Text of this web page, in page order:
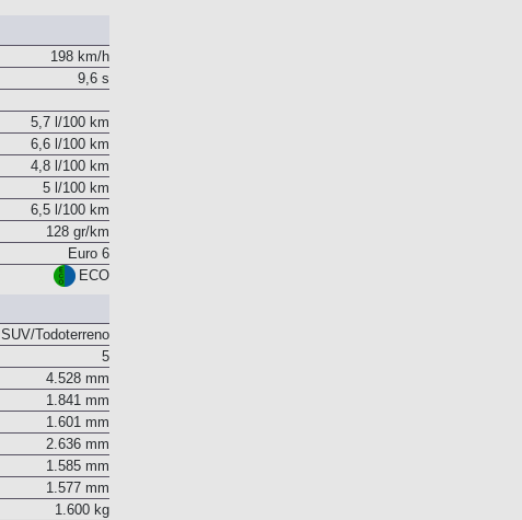
198 km/h
9,6 s
5,7 l/100 km
6,6 l/100 km
4,8 l/100 km
5 l/100 km
6,5 l/100 km
128 gr/km
Euro 6
ECO
SUV/Todoterreno
5
4.528 mm
1.841 mm
1.601 mm
2.636 mm
1.585 mm
1.577 mm
1.600 kg